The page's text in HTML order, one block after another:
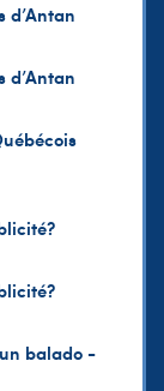
d’Antan
d’Antan
balado -